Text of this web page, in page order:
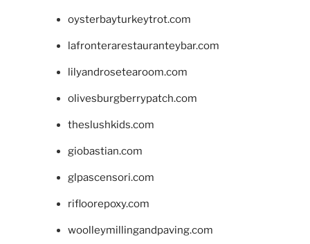
oysterbayturkeytrot.com
lafronterarestauranteybar.com
lilyandrosetearoom.com
olivesburgberrypatch.com
theslushkids.com
giobastian.com
glpascensori.com
rifloorepoxy.com
woolleymillingandpaving.com